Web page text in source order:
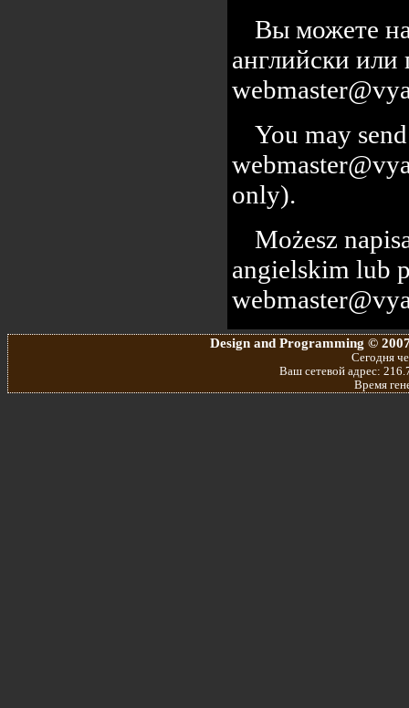
Вы можете
английски
You may
only).
Możesz
angielskim lub
Design and Programming ©
Сегодня
Ваш сетевой адрес:
Время